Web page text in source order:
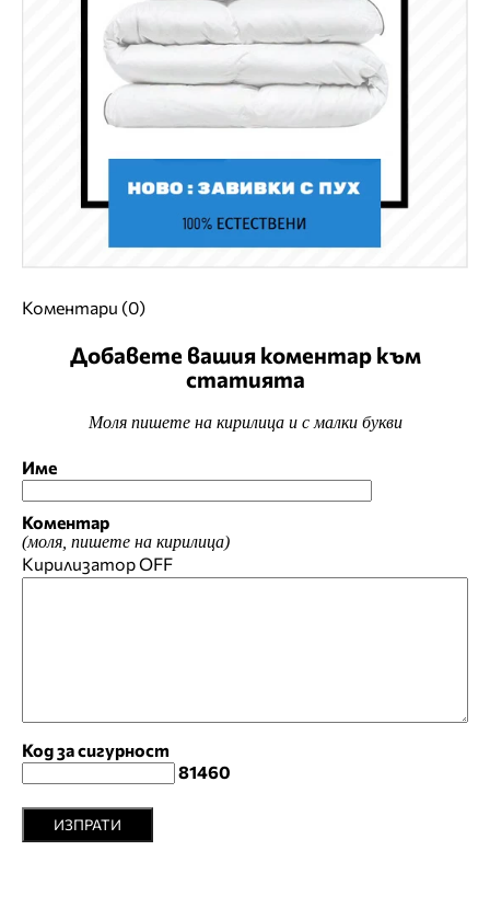
Коментари (0)
Добавете вашия коментар към
статията
Моля пишете на кирилица и с малки букви
Име
Коментар
(моля, пишете на кирилица)
КирилизаторOFF
Код за сигурност
81460
ИЗПРАТИ